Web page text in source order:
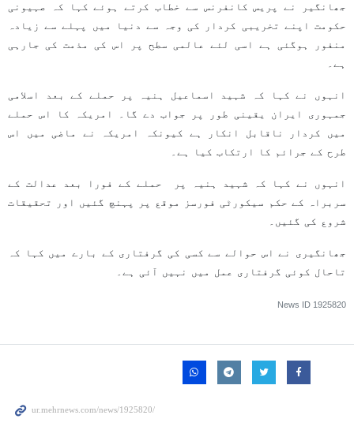
جھانگیر نے پریس کانفرنس سے خطاب کرتے ہوئے کہا کہ صہیونی
حکومت اپنے تخریبی کردار کی وجہ سے دنیا میں پہلے سے زیادہ
منفور ہوگئی ہے اسی لئے عالمی سطح پر اس کی مذمت کی جارہی
ہے۔
انہوں نے کہا کہ شہید اسماعیل ہنیہ پر حملے کے بعد اسلامی
جمہوری ایران یقینی طور پر جواب دے گا۔ امریکہ کا اس حملے
میں کردار ناقابل انکار ہے کیونکہ امریکہ نے ماضی میں اس
طرح کے جرائم کا ارتکاب کیا ہے۔
انہوں نے کہا کہ شہید ہنیہ پر حملے کے فورا بعد عدالت کے
سربراہ کے حکم سیکورٹی فورسز موقع پر پہنچ گئیں اور تحقیقات
شروع کی گئیں۔
جھانگیری نے اس حوالے سے کسی کی گرفتاری کے بارے میں کہا کہ
تاحال کوئی گرفتاری عمل میں نہیں آئی ہے۔
News ID 1925820